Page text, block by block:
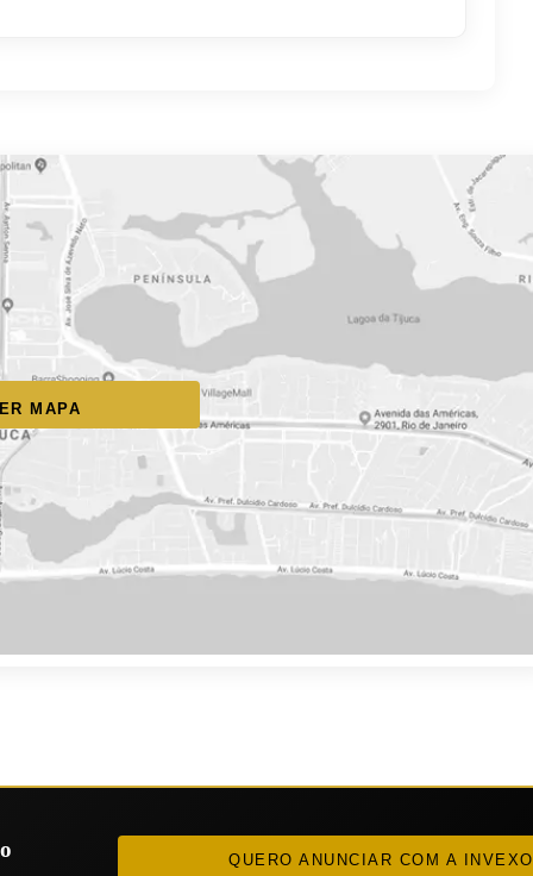
MAPA
QUERO ANUNCIAR COM A INVEXO